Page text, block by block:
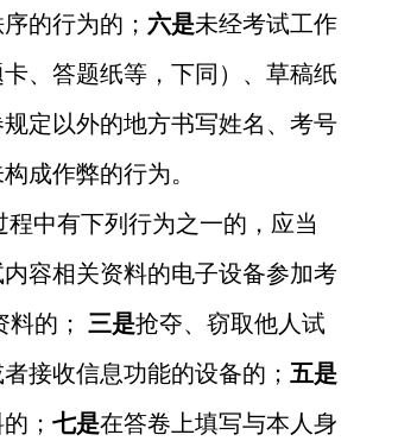
的行为的； 六是未经考试工作
、答题纸等，下同）、草稿纸
定以外的地方书写姓名、考号
成作弊的行为。
中有下列行为之一的，应当
容相关资料的电子设备参加考
的； 三是抢夺、窃取他人试
接收信息功能的设备的； 五是
； 七是在答卷上填写与本人身